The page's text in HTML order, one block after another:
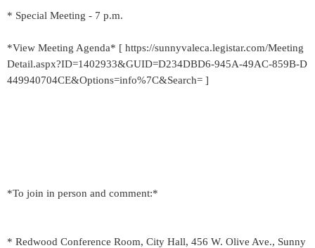
* Special Meeting - 7 p.m.
*View Meeting Agenda* [ https://sunnyvaleca.legistar.com/Meeting
Detail.aspx?ID=1402933&GUID=D234DBD6-945A-49AC-859B-D
449940704CE&Options=info%7C&Search= ]
*To join in person and comment:*
* Redwood Conference Room, City Hall, 456 W. Olive Ave., Sunny